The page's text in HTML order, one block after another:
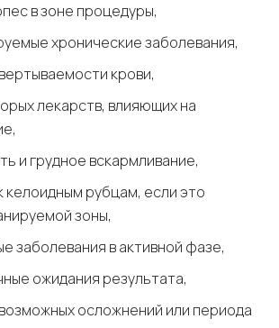
в зоне процедуры,
хронические заболевания,
крови,
лекарств, влияющих на
и грудное вскармливание,
келоидным рубцам, если это
зоны,
заболевания в активной фазе,
ожидания результата,
осложнений или периода